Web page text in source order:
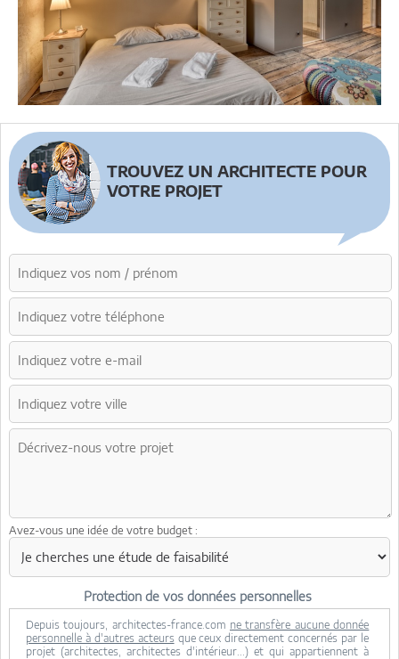
TROUVEZ UN ARCHITECTE POUR
VOTRE PROJET
Avez-vous une idée de votre budget :
Protection de vos données personnelles
Depuis toujours, architectes-france.com ne transfère aucune donnée
personnelle à d'autres acteurs que ceux directement concernés par le
projet (architectes, architectes d'intérieur...) et qui appartiennent à